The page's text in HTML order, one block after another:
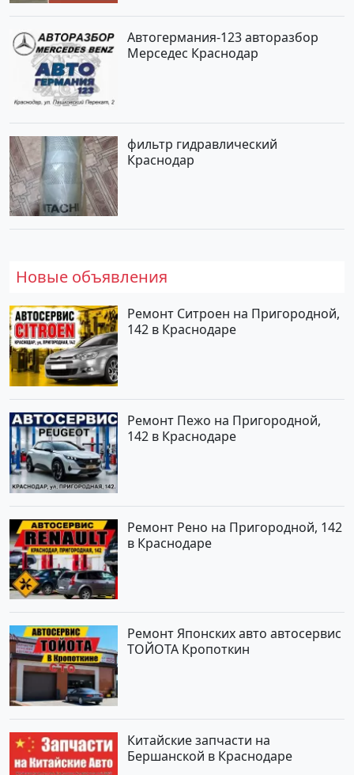
Автогермания-123 авторазбор
Мерседес Краснодар
фильтр гидравлический
Краснодар
Новые объявления
Ремонт Ситроен на Пригородной,
142 в Краснодаре
Ремонт Пежо на Пригородной,
142 в Краснодаре
Ремонт Рено на Пригородной, 142
в Краснодаре
Ремонт Японских авто автосервис
ТОЙОТА Кропоткин
Китайские запчасти на
Бершанской в Краснодаре